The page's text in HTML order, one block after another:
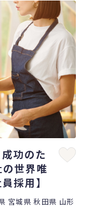
功のた
世界唯
採用】
宮城県 秋田県 山形